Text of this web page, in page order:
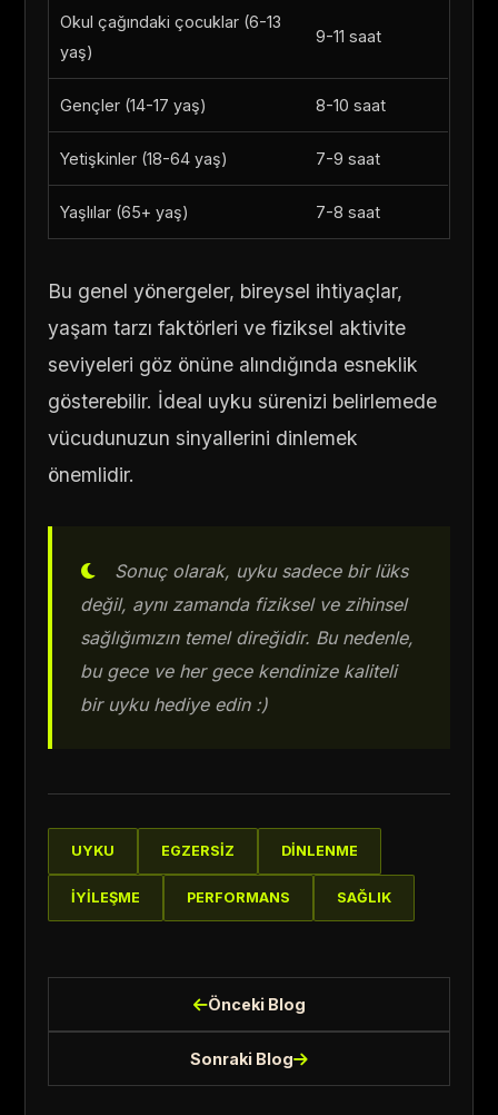
Okul çağındaki çocuklar (6-13
yaş)
9-11 saat
Gençler (14-17 yaş) 8-10 saat
Yetişkinler (18-64 yaş) 7-9 saat
Yaşlılar (65+ yaş) 7-8 saat
Bu genel yönergeler, bireysel ihtiyaçlar,
yaşam tarzı faktörleri ve fiziksel aktivite
seviyeleri göz önüne alındığında esneklik
gösterebilir. İdeal uyku sürenizi belirlemede
vücudunuzun sinyallerini dinlemek
önemlidir.
Sonuç olarak, uyku sadece bir lüks
değil, aynı zamanda fiziksel ve zihinsel
sağlığımızın temel direğidir. Bu nedenle,
bu gece ve her gece kendinize kaliteli
bir uyku hediye edin :)
UYKU EGZERSİZ DİNLENME
İYİLEŞME PERFORMANS SAĞLIK
Önceki Blog
Sonraki Blog